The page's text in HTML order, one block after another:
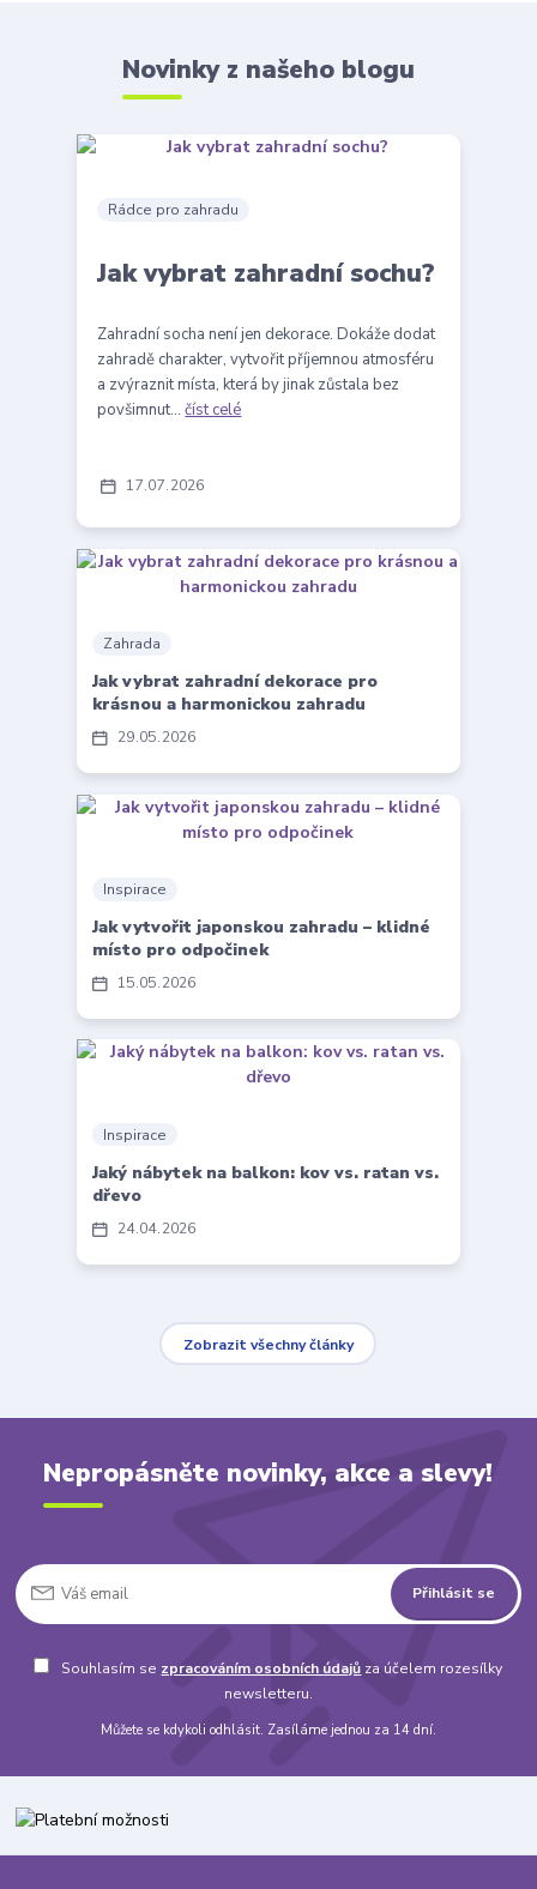
Novinky z našeho blogu
17 07 2026
Rádce pro zahradu
Jak vybrat zahradní sochu?
Zahradní socha není jen dekorace. Dokáže dodat
zahradě charakter, vytvořit příjemnou atmosféru
a zvýraznit místa, která by jinak zůstala bez
povšimnut...číst celé
29 05 2026
Zahrada
Jak vybrat zahradní dekorace pro
krásnou a harmonickou zahradu
15 05 2026
Inspirace
Jak vytvořit japonskou zahradu – klidné
místo pro odpočinek
24 04 2026
Inspirace
Jaký nábytek na balkon: kov vs. ratan vs.
dřevo
Zobrazit všechny články
Nepropásněte novinky, akce a slevy!
Přihlásit se
Souhlasím se zpracováním osobních údajů za účelem rozesílky
newsletteru.
Můžete se kdykoli odhlásit. Zasíláme jednou za 14 dní.